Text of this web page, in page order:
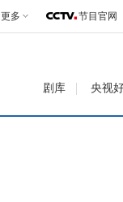
更多 节目官网
剧库 央视